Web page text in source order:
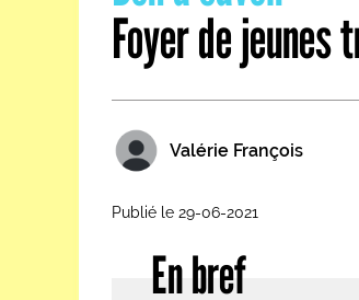
Les
Foyer de
Valérie François
Publié le 29-06-2021
En bref